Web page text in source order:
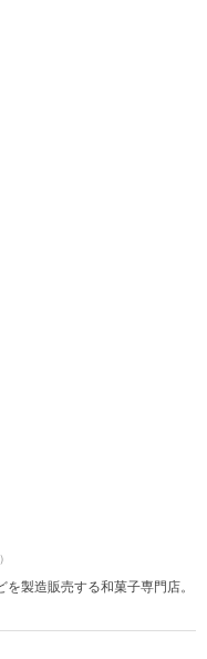
製造販売する和菓子専門店。